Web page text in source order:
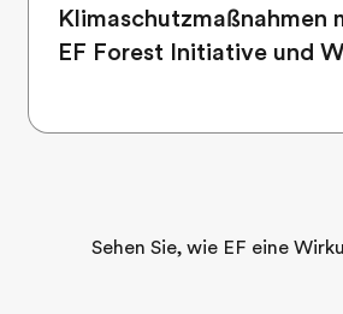
Klimaschutzmaßnahmen
EF Forest Initiative und
Sehen Sie, wie EF eine